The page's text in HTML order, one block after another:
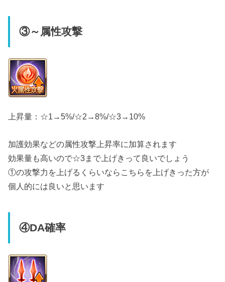
③～属性攻撃
上昇量：☆1→5%/☆2→8%/☆3→10%
加護効果などの属性攻撃上昇率に加算されます
効果量も高いので☆3まで上げきって良いでしょう
①の攻撃力を上げるくらいならこちらを上げきった方が
個人的には良いと思います
④DA確率